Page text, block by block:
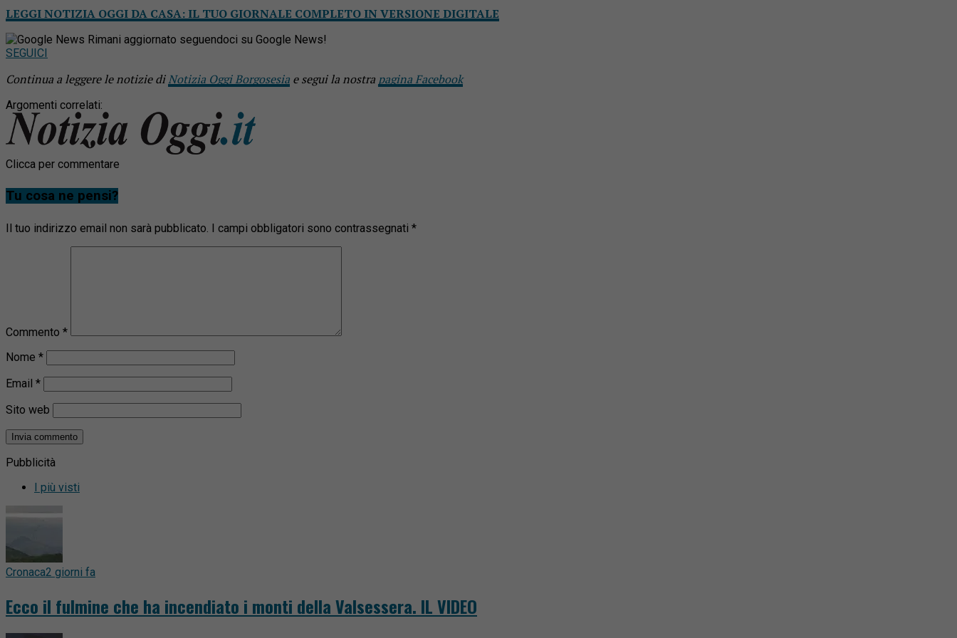
LEGGI NOTIZIA OGGI DA CASA: IL TUO GIORNALE COMPLETO IN VERSIONE DIGITALE
Rimani aggiornato seguendoci su Google News!
SEGUICI
Continua a leggere le notizie diNotizia Oggi Borgosesia e segui la nostra pagina Facebook
Argomenti correlati:
Clicca per commentare
Tu cosa ne pensi?
Il tuo indirizzo email non sarà pubblicato. I campi obbligatori sono contrassegnati *
Commento *
Nome *
Email *
Sito web
Pubblicità
I più visti
Cronaca2 giorni fa
Ecco il fulmine che ha incendiato i monti della Valsessera. IL VIDEO